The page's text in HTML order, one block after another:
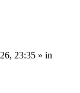
23:35 » in